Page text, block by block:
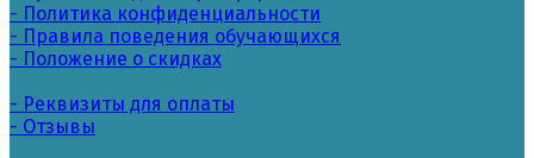
- Политика конфиденциальности
- Правила поведения обучающихся
- Положение о скидках
- Реквизиты для оплаты
- Отзывы